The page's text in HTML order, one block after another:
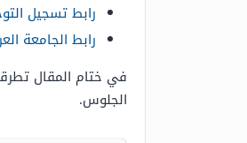
رابط تسجيل
رابط الجامعة
في ختام المقال
الجلوس.